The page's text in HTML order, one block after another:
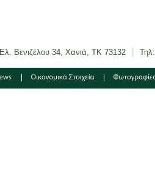
Ελ. Βενιζέλου 34, Χανιά, ΤΚ 73132